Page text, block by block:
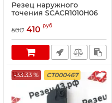
Резец наружного
точения SCACR1010H06
500 410 руб
-33.33 % CT000467